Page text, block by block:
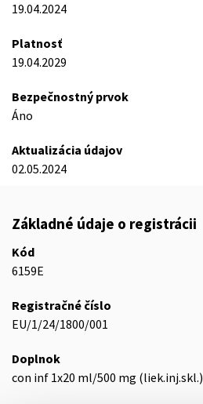
19.04.2024
Platnosť
19.04.2029
Bezpečnostný prvok
Áno
Aktualizácia údajov
02.05.2024
Základné údaje o registrácii
Kód
6159E
Registračné číslo
EU/1/24/1800/001
Doplnok
con inf 1x20 ml/500 mg (liek.inj.skl.)